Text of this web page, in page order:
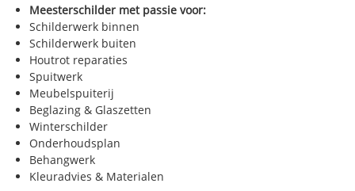
Meesterschilder met passie voor:
Schilderwerk binnen
Schilderwerk buiten
Houtrot reparaties
Spuitwerk
Meubelspuiterij
Beglazing & Glaszetten
Winterschilder
Onderhoudsplan
Behangwerk
Kleuradvies & Materialen